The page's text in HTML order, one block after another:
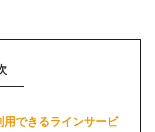
できるラインサービ